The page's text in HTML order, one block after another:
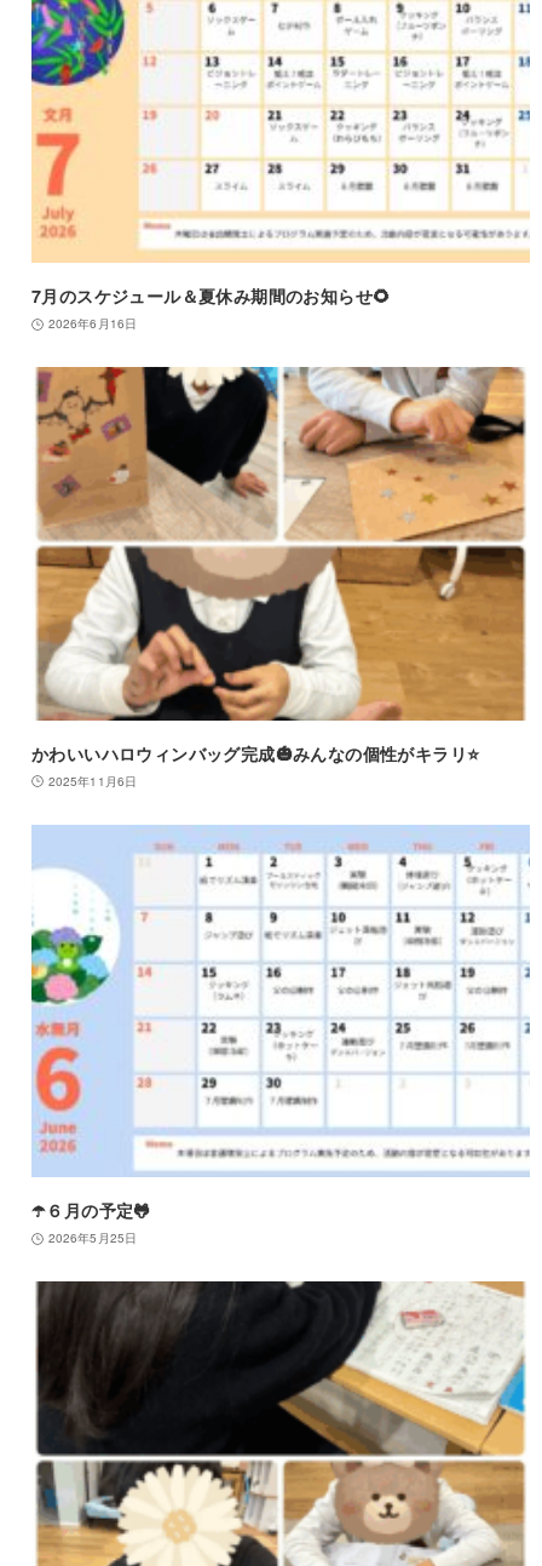
7月のスケジュール＆夏休み期間のお知らせ🌻
2026年6月16日
かわいいハロウィンバッグ完成🎃みんなの個性がキラリ⭐
2025年11月6日
☂️６月の予定🐸
2026年5月25日